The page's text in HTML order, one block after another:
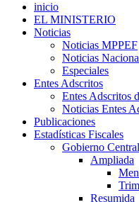
inicio
EL MINISTERIO
Noticias
Noticias MPPEF
Noticias
Especiales
Entes Adscritos
Entes Adscritos
Noticias Entes
Publicaciones
Estadísticas Fiscales
Gobierno
Ampliada
Resumida